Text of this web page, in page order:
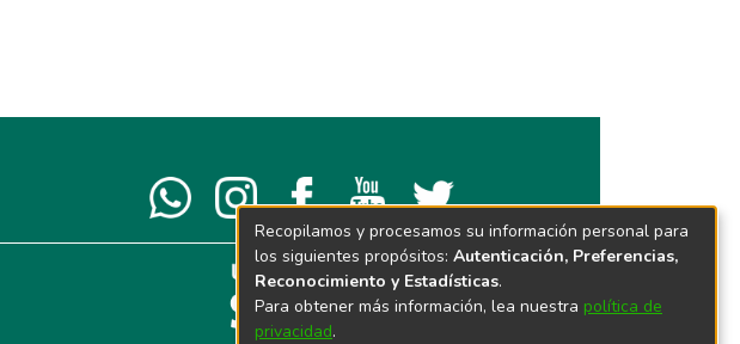
Recopilamos y procesamos su información personal para
los siguientes propósitos: Autenticación, Preferencias,
Reconocimiento y Estadísticas.
Para obtener más información, lea nuestra política de
privacidad.